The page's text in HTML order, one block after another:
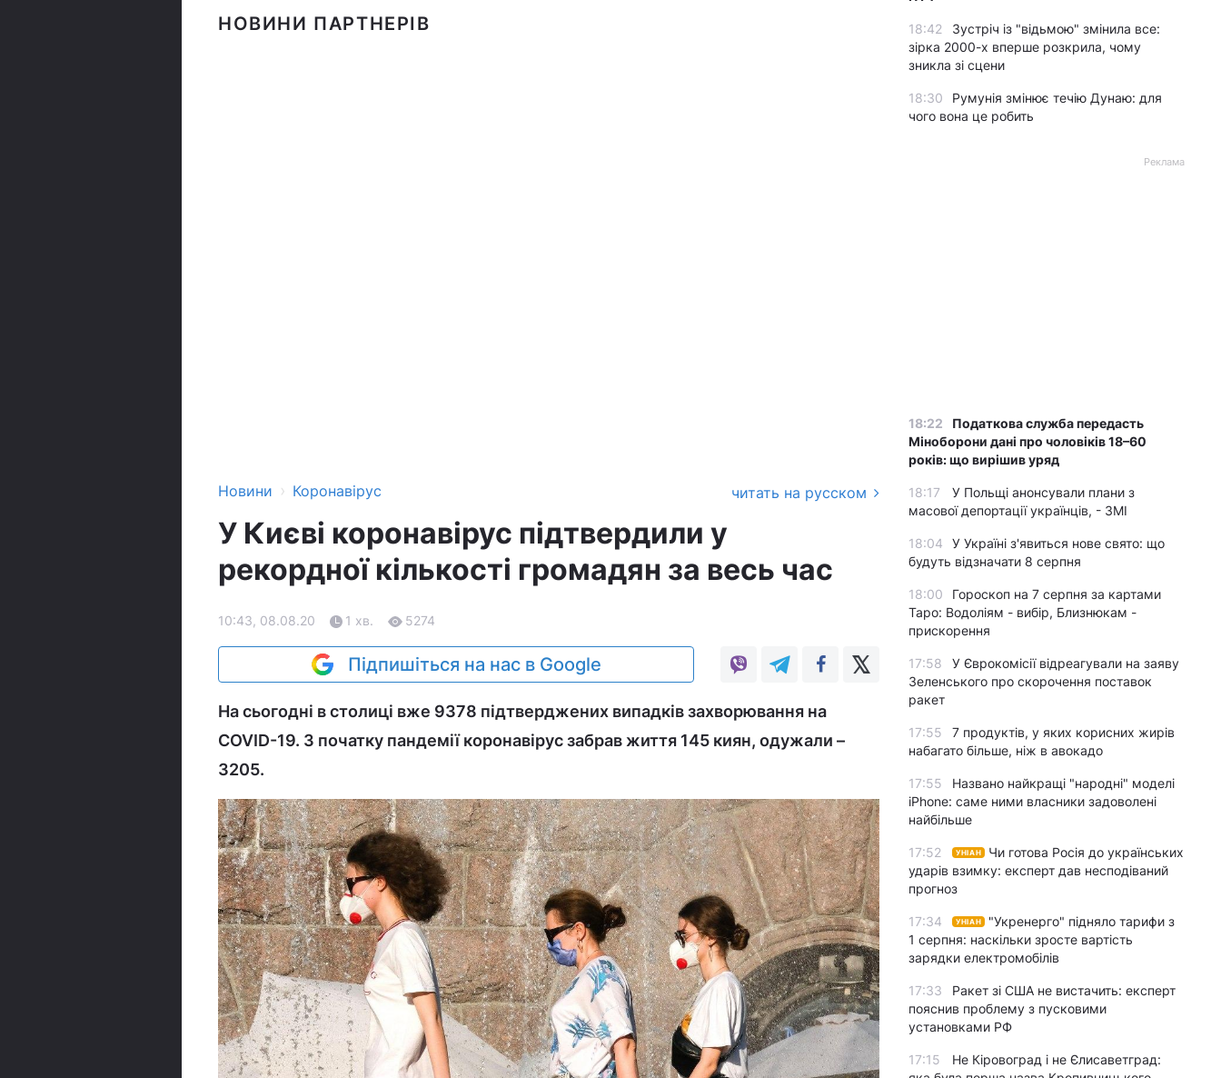
НОВИНИ ПАРТНЕРІВ
Новини › Коронавірус читать на русском
У Києві коронавірус підтвердили у
рекордної кількості громадян за весь час
10:43, 08.08.20 1 хв. 5274
Підпишіться на нас в Google
На сьогодні в столиці вже 9378 підтверджених випадків захворювання на
COVID-19. З початку пандемії коронавірус забрав життя 145 киян, одужали –
3205.
18:42
Зустріч із "відьмою" змінила все:
зірка 2000-х вперше розкрила, чому
зникла зі сцени
18:30
Румунія змінює течію Дунаю: для
чого вона це робить
Реклама
18:22
Податкова служба передасть
Міноборони дані про чоловіків 18–60
років: що вирішив уряд
18:17
У Польщі анонсували плани з
масової депортації українців, - ЗМІ
18:04
У Україні з'явиться нове свято: що
будуть відзначати 8 серпня
18:00
Гороскоп на 7 серпня за картами
Таро: Водоліям - вибір, Близнюкам -
прискорення
17:58
У Єврокомісії відреагували на заяву
Зеленського про скорочення поставок
ракет
17:55
7 продуктів, у яких корисних жирів
набагато більше, ніж в авокадо
17:55
Названо найкращі "народні" моделі
iPhone: саме ними власники задоволені
найбільше
17:52 УНІАН
Чи готова Росія до українських
ударів взимку: експерт дав несподіваний
прогноз
17:34 УНІАН
"Укренерго" підняло тарифи з
1 серпня: наскільки зросте вартість
зарядки електромобілів
17:33
Ракет зі США не вистачить: експерт
пояснив проблему з пусковими
установками РФ
17:15
Не Кіровоград і не Єлисаветград: